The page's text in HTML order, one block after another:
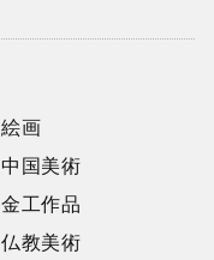
絵画
中国美術
金工作品
仏教美術